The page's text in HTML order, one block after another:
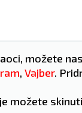
možete
, Vajber.
možete